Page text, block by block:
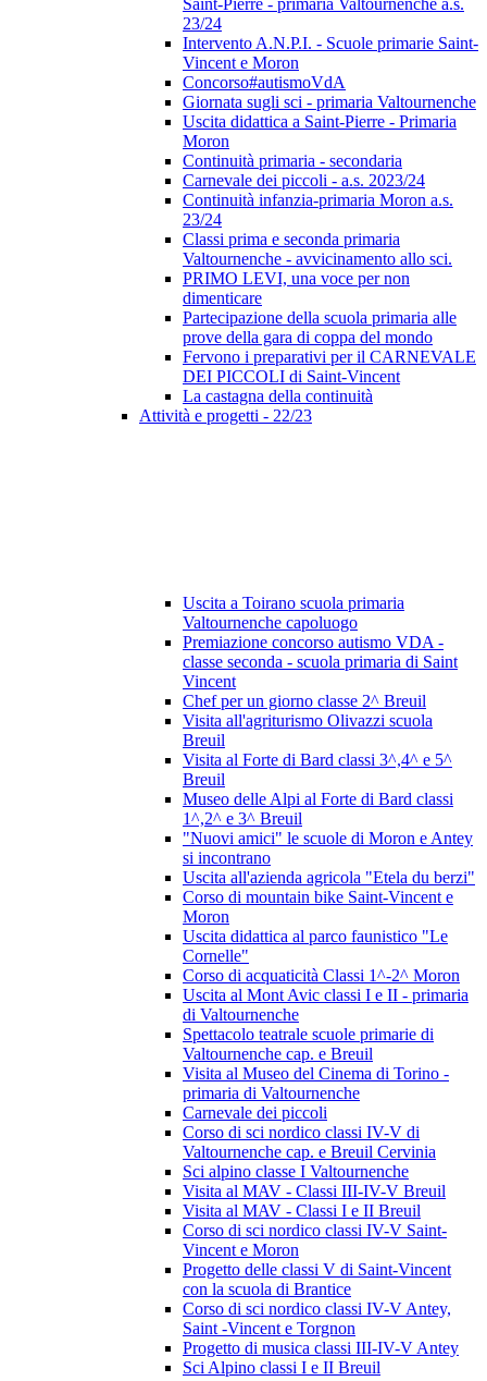
Saint-Pierre - primaria Valtournenche a.s.
23/24
Intervento A.N.P.I. - Scuole primarie Saint-
Vincent e Moron
Concorso#autismoVdA
Giornata sugli sci - primaria Valtournenche
Uscita didattica a Saint-Pierre - Primaria
Moron
Continuità primaria - secondaria
Carnevale dei piccoli - a.s. 2023/24
Continuità infanzia-primaria Moron a.s.
23/24
Classi prima e seconda primaria
Valtournenche - avvicinamento allo sci.
PRIMO LEVI, una voce per non
dimenticare
Partecipazione della scuola primaria alle
prove della gara di coppa del mondo
Fervono i preparativi per il CARNEVALE
DEI PICCOLI di Saint-Vincent
La castagna della continuità
Attività e progetti - 22/23
Uscita a Toirano scuola primaria
Valtournenche capoluogo
Premiazione concorso autismo VDA -
classe seconda - scuola primaria di Saint
Vincent
Chef per un giorno classe 2^ Breuil
Visita all'agriturismo Olivazzi scuola
Breuil
Visita al Forte di Bard classi 3^,4^ e 5^
Breuil
Museo delle Alpi al Forte di Bard classi
1^,2^ e 3^ Breuil
"Nuovi amici" le scuole di Moron e Antey
si incontrano
Uscita all'azienda agricola "Etela du berzi"
Corso di mountain bike Saint-Vincent e
Moron
Uscita didattica al parco faunistico "Le
Cornelle"
Corso di acquaticità Classi 1^-2^ Moron
Uscita al Mont Avic classi I e II - primaria
di Valtournenche
Spettacolo teatrale scuole primarie di
Valtournenche cap. e Breuil
Visita al Museo del Cinema di Torino -
primaria di Valtournenche
Carnevale dei piccoli
Corso di sci nordico classi IV-V di
Valtournenche cap. e Breuil Cervinia
Sci alpino classe I Valtournenche
Visita al MAV - Classi III-IV-V Breuil
Visita al MAV - Classi I e II Breuil
Corso di sci nordico classi IV-V Saint-
Vincent e Moron
Progetto delle classi V di Saint-Vincent
con la scuola di Brantice
Corso di sci nordico classi IV-V Antey,
Saint -Vincent e Torgnon
Progetto di musica classi III-IV-V Antey
Sci Alpino classi I e II Breuil